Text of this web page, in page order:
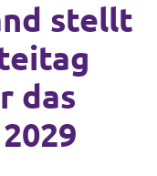
Shop
stellt
das